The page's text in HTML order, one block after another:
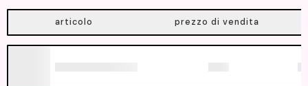
articolo prezzo di vendita